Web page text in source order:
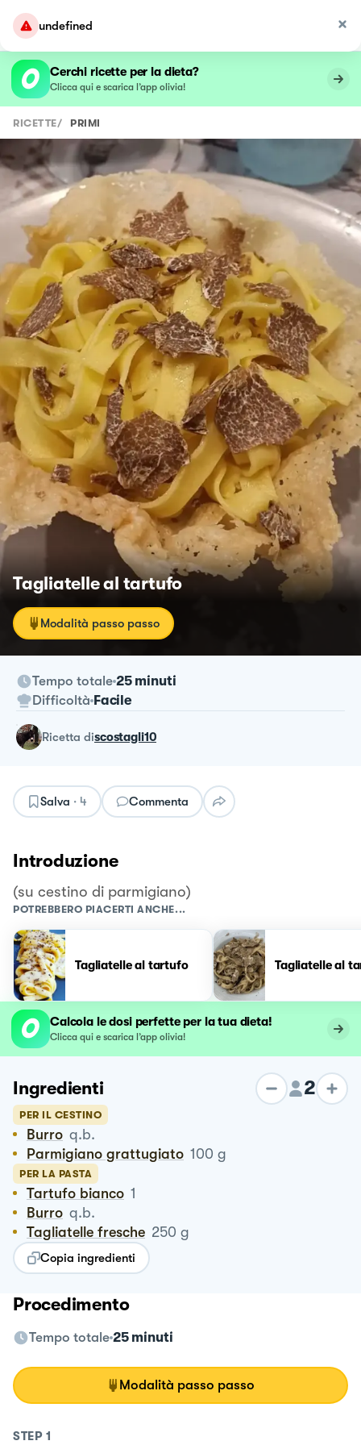
undefined
Cerchi ricette per la dieta?
Clicca qui e scarica l’app olivia!
RICETTE/ PRIMI
Tagliatelle al tartufo
Modalità passo passo
Tempo totale 25 minuti
Difficoltà Facile
ricetta discostagli10
Salva · 4 Commenta
Introduzione
(su cestino di parmigiano)
POTREBBERO PIACERTI ANCHE...
Tagliatelle al tartufo Tagliatelle al
Calcola le dosi perfette per la tua dieta!
Clicca qui e scarica l’app olivia!
Ingredienti 2
PER IL CESTINO
Burro q.b.
Parmigiano grattugiato 100 g
PER LA PASTA
Tartufo bianco 1
Burro q.b.
Tagliatelle fresche 250 g
Copia ingredienti
Procedimento
Tempo totale 25 minuti
Modalità passo passo
STEP 1